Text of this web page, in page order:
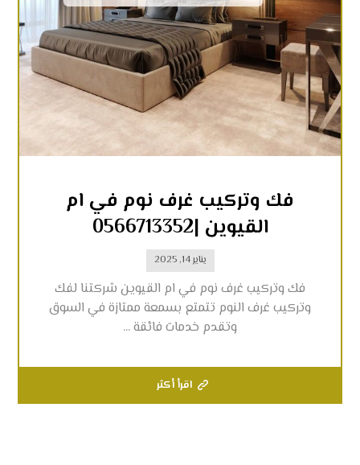
فك وتركيب غرف نوم في ام
القيوين |0566713352
يناير 14, 2025
فك وتركيب غرف نوم في ام القيوين شركتنا لفك
وتركيب غرف النوم تتمتع بسمعة ممتازة في السوق
وتقدم خدمات فائقة ...
اقرأ أكثر